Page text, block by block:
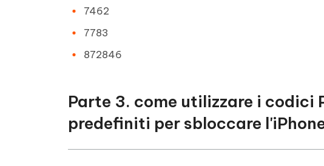
7462
7783
872846
Parte 3. come utilizzare i codici
predefiniti per sbloccare